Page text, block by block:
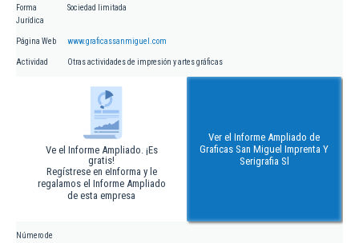
Forma
Jurídica
Sociedad limitada
Página Web www.graficassanmiguel.com
Actividad Otras actividades de impresión y artes gráficas
Ve el Informe Ampliado. ¡Es
gratis!
Regístrese en eInforma y le
regalamos el Informe Ampliado
de esta empresa
Ver el Informe Ampliado de
Graficas San Miguel Imprenta Y
Serigrafia Sl
Número de